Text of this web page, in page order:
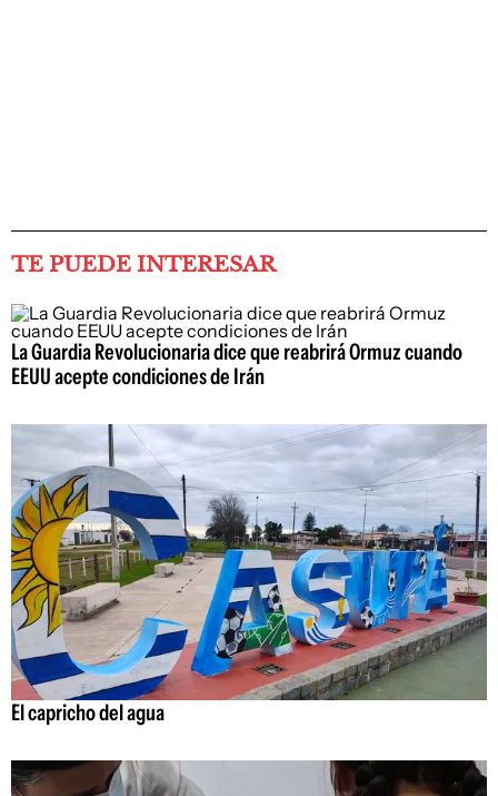
TE PUEDE INTERESAR
La Guardia Revolucionaria dice que reabrirá Ormuz cuando
EEUU acepte condiciones de Irán
El capricho del agua